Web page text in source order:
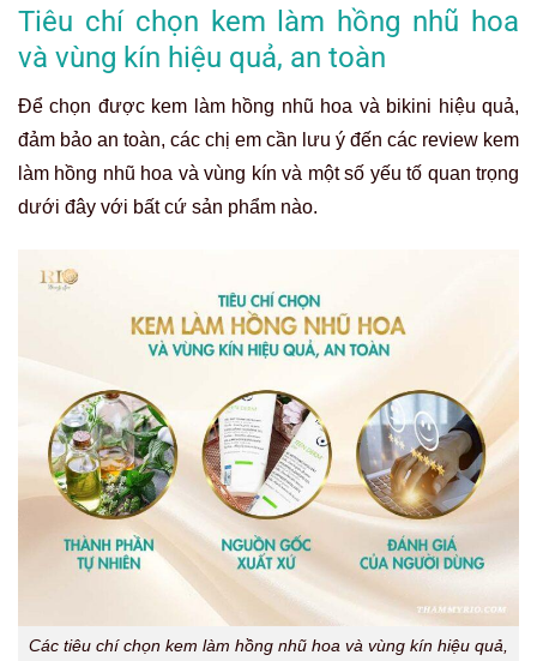
Tiêu chí chọn kem làm hồng nhũ hoa
và vùng kín hiệu quả, an toàn
Để chọn được kem làm hồng nhũ hoa và bikini hiệu quả,
đảm bảo an toàn, các chị em cần lưu ý đến các review kem
làm hồng nhũ hoa và vùng kín và một số yếu tố quan trọng
dưới đây với bất cứ sản phẩm nào.
Các tiêu chí chọn kem làm hồng nhũ hoa và vùng kín hiệu quả,